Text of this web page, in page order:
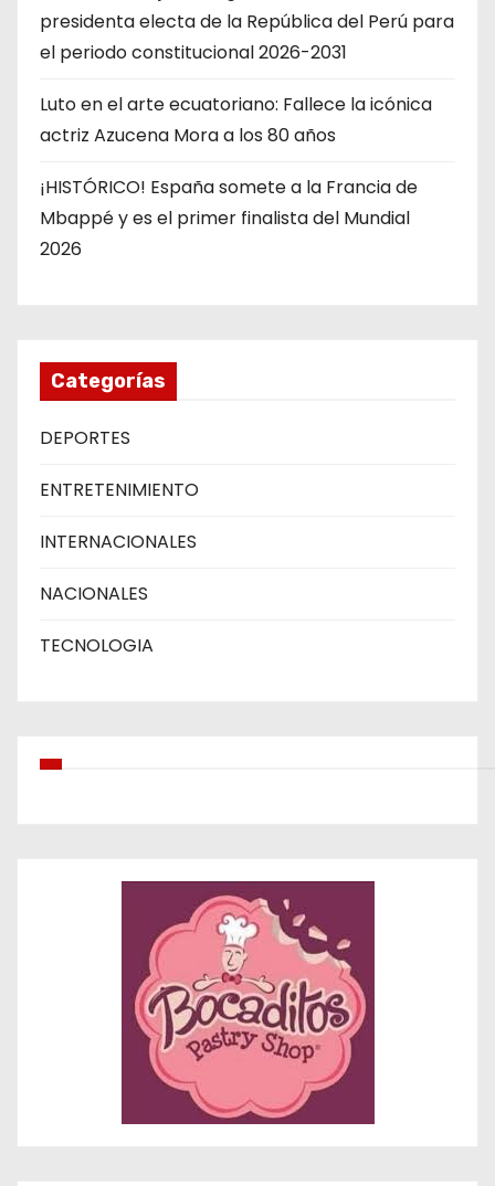
presidenta electa de la República del Perú para
el periodo constitucional 2026-2031
Luto en el arte ecuatoriano: Fallece la icónica
actriz Azucena Mora a los 80 años
¡HISTÓRICO! España somete a la Francia de
Mbappé y es el primer finalista del Mundial
2026
Categorías
DEPORTES
ENTRETENIMIENTO
INTERNACIONALES
NACIONALES
TECNOLOGIA